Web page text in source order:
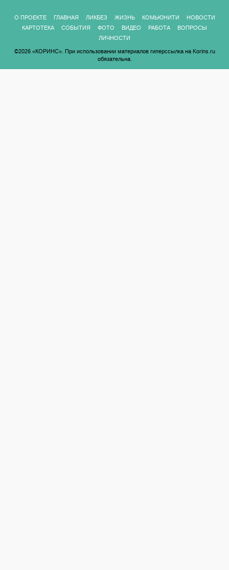
О ПРОЕКТЕ ГЛАВНАЯ ЛИКБЕЗ ЖИЗНЬ КОМЬЮНИТИ
НОВОСТИ
КАРТОТЕКА
СОБЫТИЯ ФОТО ВИДЕО РАБОТА
ВОПРОСЫ
ЛИЧНОСТИ
©2026 «КОРИНС». При использовании материалов гиперссылка на Korins.ru
обязательна.